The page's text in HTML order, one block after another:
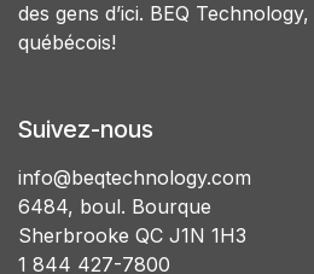
des gens d’ici. BEQ
québécois!
Suivez-nous
info@beqtechnology.com
6484, boul. Bourque
Sherbrooke QC J1N 1H3
1 844 427-7800